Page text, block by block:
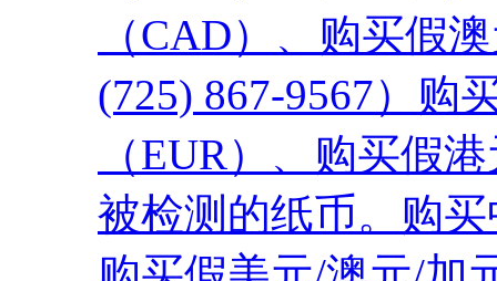
（CAD）、购买假
(725) 867-9567）购
（EUR）、购买假
被检测的纸币。购